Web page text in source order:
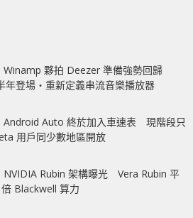
Winamp 夥拍 Deezer 準備強勢回歸
年登場‧重新定義串流音樂播放器
Android Auto 終於加入車速表 現階段只
用戶同少數地區開放
NVIDIA Rubin 架構曝光 Vera Rubin 平
Blackwell 算力